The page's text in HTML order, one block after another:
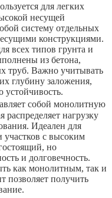
для легких
несущей
систему отдельных
конструкциями.
всех типов грунта и
из бетона,
труб. Важно учитывать
глубину заложения,
устойчивость.
собой монолитную
распределяет нагрузку
Идеален для
с высоким
но
и долговечность.
как монолитным, так и
получить